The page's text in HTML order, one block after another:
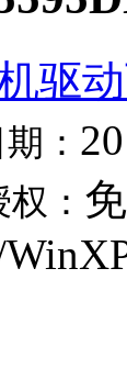
驱
：
：